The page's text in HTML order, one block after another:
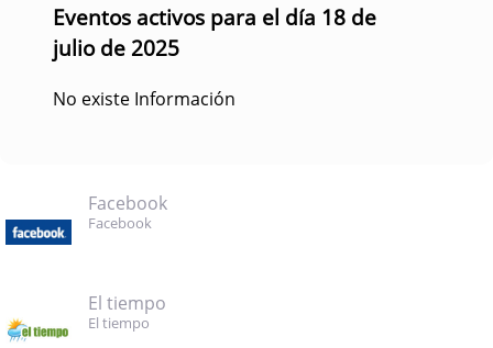
Eventos activos para el día 18 de
julio de 2025
No existe Información
Facebook
Facebook
El tiempo
El tiempo